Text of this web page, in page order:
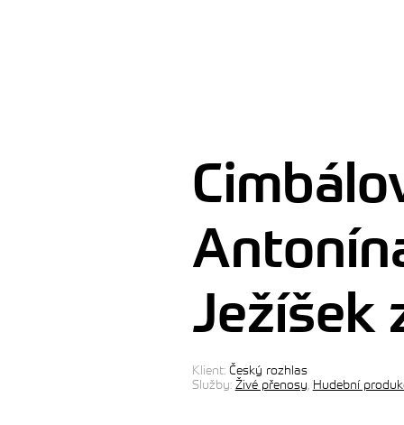
Ježíšek
Klient: Český rozhlas
Služby: Živé přenosy Hudební